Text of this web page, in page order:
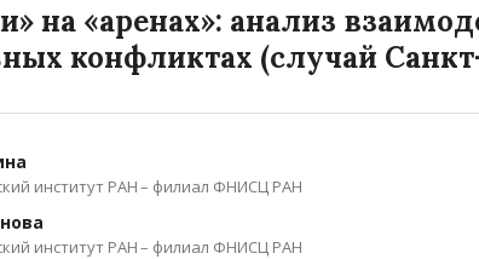
на «аренах»: анализ
конфликтах (случай
институт РАН – филиал ФНИСЦ РАН
институт РАН – филиал ФНИСЦ РАН